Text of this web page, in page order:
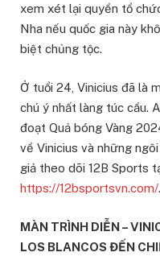
xem xét lại quyền tổ
Nha nếu quốc gia này
biệt chủng tộc.
Ở tuổi 24, Vinicius đã là
chú ý nhất làng túc cầu.
đoạt Quả bóng Vàng
về Vinicius và những
giả theo dõi 12B Sports
https://12bsportsvn.com/.
MÀN TRÌNH DIỄN –
LOS BLANCOS ĐẾN